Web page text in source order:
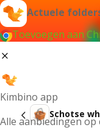
Actuele
Toevoegen aan
Kimbino app
Alle aanbiedingen op
Schotse